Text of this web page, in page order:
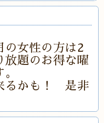
の女性の方は2
放題のお得な曜
るかも！ 是非